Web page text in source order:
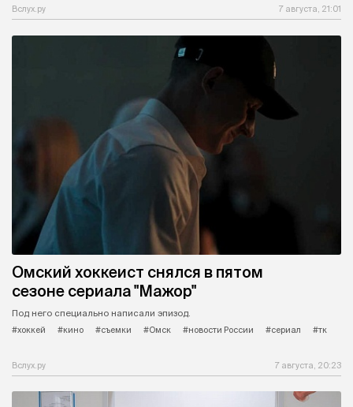
Вслух.ру 7 августа, 21:01
Омский хоккеист снялся в пятом
сезоне сериала "Мажор"
Под него специально написали эпизод.
#хоккей
#кино #съемки #Омск #новости России #сериал #тк
Вслух.ру 7 августа, 20:23